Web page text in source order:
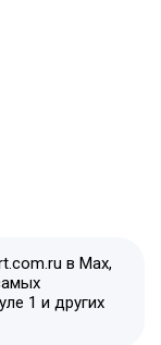
в Max,
1 и других